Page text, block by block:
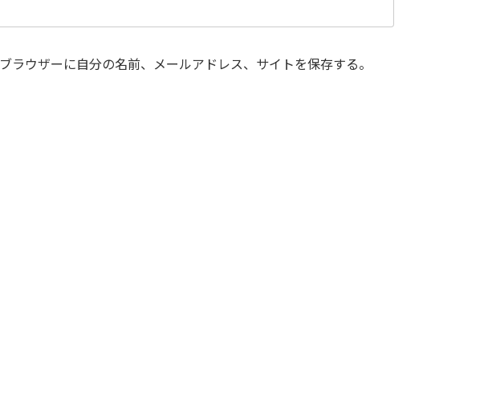
ラウザーに自分の名前、メールアドレス、サイトを保存する。